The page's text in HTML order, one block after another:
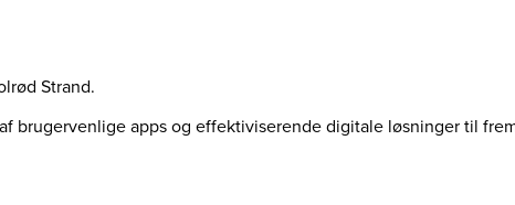
Strand.
brugervenlige apps og effektiviserende digitale løsninger til